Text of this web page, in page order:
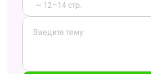
~ 12–14 стр.